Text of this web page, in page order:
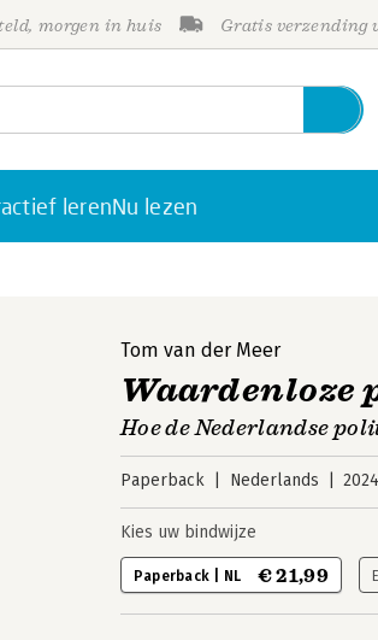
morgen in huis Gratis verzending
lerenNu lezen
Tom van der Meer
Waardenloze
Hoe de Nederlandse
Paperback Nederlands 2024
Kies uw bindwijze
Paperback | NL € 21,99